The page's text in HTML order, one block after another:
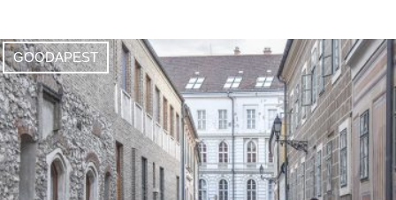
GOODAPEST